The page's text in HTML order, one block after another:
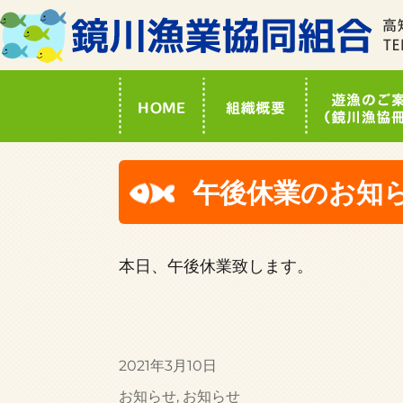
午後休業のお知
本日、午後休業致します。
投
稿
2021年3月10日
カ
お知らせ, お知らせ